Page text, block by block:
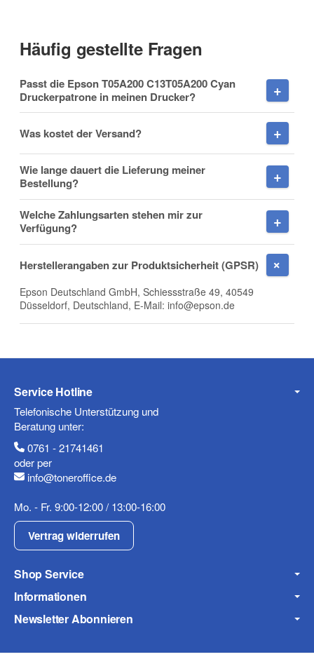
Firma
E-Mail
Mobiltelefon
Fax
Häufig gestellte Fragen
Passt die Epson T05A200 C13T05A200 Cyan
Druckerpatrone in meinen Drucker?
Was kostet der Versand?
Wie lange dauert die Lieferung meiner
Bestellung?
Welche Zahlungsarten stehen mir zur
Verfügung?
Herstellerangaben zur Produktsicherheit (GPSR)
Epson Deutschland GmbH, Schiessstraße 49, 40549
Düsseldorf, Deutschland, E-Mail: info@epson.de
Service Hotline
Telefonische Unterstützung und
Beratung unter:
0761 - 21741461
oder per
info@toneroffice.de
Mo. - Fr. 9:00-12:00 / 13:00-16:00
Vertrag widerrufen
Shop Service
Informationen
Newsletter Abonnieren